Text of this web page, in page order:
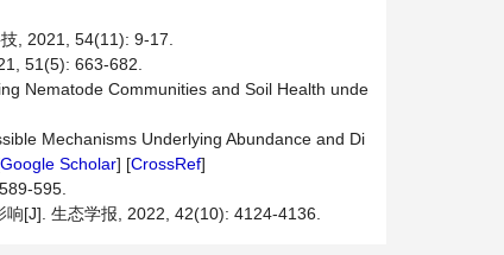
, 2021, 54(11): 9-17.
51(5): 663-682.
Nematode Communities and Soil Health unde
Mechanisms Underlying Abundance and Di
Google Scholar] [CrossRef]
595.
[J]. 生态学报, 2022, 42(10): 4124-4136.